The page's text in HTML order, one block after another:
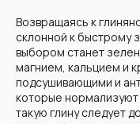
Возвращаясь к
склонной к быстрому
выбором станет
магнием, кальцием и
подсушивающими и
которые
такую глину следует